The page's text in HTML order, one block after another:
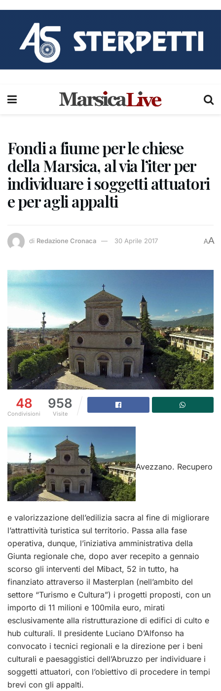
Fondi a fiume per le chiese
della Marsica, al via l’iter per
individuare i soggetti attuatori
e per agli appalti
di Redazione Cronaca 30 Aprile 2017 AA
48
Condivisioni
958
Visite
Avezzano. Recupero
e valorizzazione dell’edilizia sacra al fine di migliorare
l’attrattività turistica sul territorio. Passa alla fase
operativa, dunque, l’iniziativa amministrativa della
Giunta regionale che, dopo aver recepito a gennaio
scorso gli interventi del Mibact, 52 in tutto, ha
finanziato attraverso il Masterplan (nell’ambito del
settore “Turismo e Cultura”) i progetti proposti, con un
importo di 11 milioni e 100mila euro, mirati
esclusivamente alla ristrutturazione di edifici di culto e
hub culturali. Il presidente Luciano D’Alfonso ha
convocato i tecnici regionali e la direzione per i beni
culturali e paesaggistici dell’Abruzzo per individuare i
soggetti attuatori, con l’obiettivo di procedere in tempi
brevi con gli appalti.